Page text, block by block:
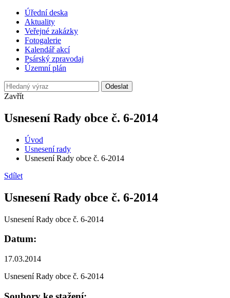
Úřední deska
Aktuality
Veřejné zakázky
Fotogalerie
Kalendář akcí
Psárský zpravodaj
Územní plán
Odeslat
Zavřít
Usnesení Rady obce č. 6-2014
Úvod
Usnesení rady
Usnesení Rady obce č. 6-2014
Sdílet
Usnesení Rady obce č. 6-2014
Usnesení Rady obce č. 6-2014
Datum:
17.03.2014
Usnesení Rady obce č. 6-2014